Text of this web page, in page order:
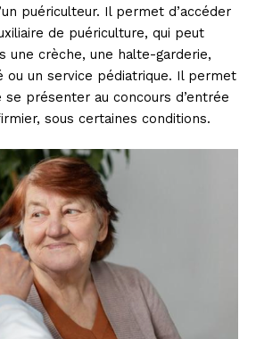
puériculteur. Il permet d’accéder
de puériculture, qui peut
une crèche, une halte-garderie,
ou un service pédiatrique. Il permet
se présenter au concours d’entrée
sous certaines conditions.